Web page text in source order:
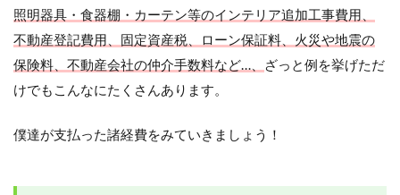
照明器具・食器棚・カーテン等のインテリア追加工事費用、
不動産登記費用、固定資産税、ローン保証料、火災や地震の
保険料、不動産会社の仲介手数料など…、
ざっと例を挙げただ
けでもこんなにたくさんあります。
僕達が支払った諸経費をみていきましょう！